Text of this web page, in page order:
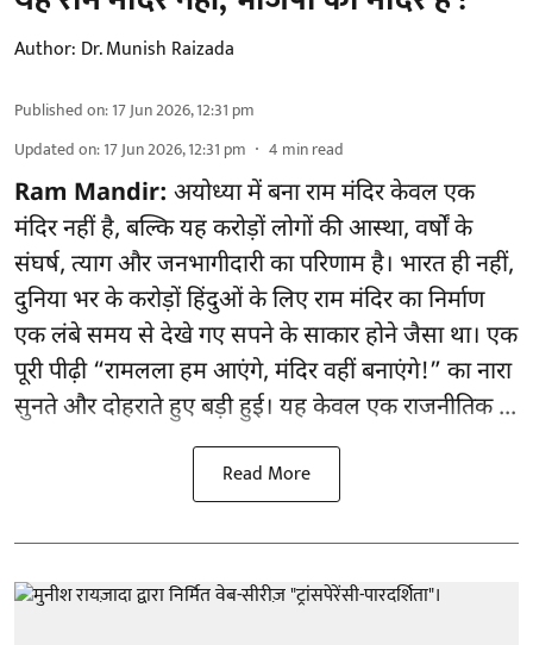
Author: Dr. Munish Raizada
Published on:17 Jun 2026, 12:31 pm
Updated on:17 Jun 2026, 12:31 pm 4 min read
Ram Mandir: अयोध्या में बना राम मंदिर केवल एक
मंदिर नहीं है, बल्कि यह करोड़ों लोगों की आस्था, वर्षों के
संघर्ष, त्याग और जनभागीदारी का परिणाम है। भारत ही नहीं,
दुनिया भर के करोड़ों हिंदुओं के लिए राम मंदिर का निर्माण
एक लंबे समय से देखे गए सपने के साकार होने जैसा था। एक
पूरी पीढ़ी “रामलला हम आएंगे, मंदिर वहीं बनाएंगे!” का नारा
सुनते और दोहराते हुए बड़ी हुई। यह केवल एक राजनीतिक ...
Read More